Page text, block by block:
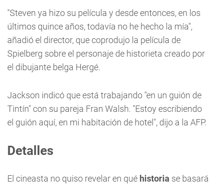
"Steven ya hizo su película y desde entonces, en los
últimos quince años, todavía no he hecho la mía",
añadió el director, que coprodujo la película de
Spielberg sobre el personaje de historieta creado por
el dibujante belga Hergé.
Jackson indicó que está trabajando "en un guión de
Tintín" con su pareja Fran Walsh. "Estoy escribiendo
el guión aquí, en mi habitación de hotel", dijo a la AFP.
Detalles
El cineasta no quiso revelar en qué historia se basará